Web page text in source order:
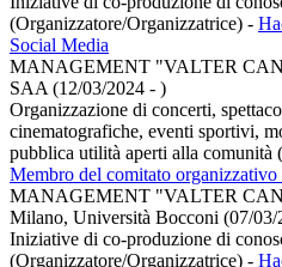
(Organizzatore/Organizzatrice) -
Social Media
MANAGEMENT "VALTER
SAA (12/03/2024 - )
Organizzazione di concerti,
cinematografiche, eventi sportivi,
pubblica utilità aperti alla comunità
Membro del comitato
MANAGEMENT "VALTER
Milano, Università Bocconi (07/03/
Iniziative di co-produzione di
(Organizzatore/Organizzatrice) -